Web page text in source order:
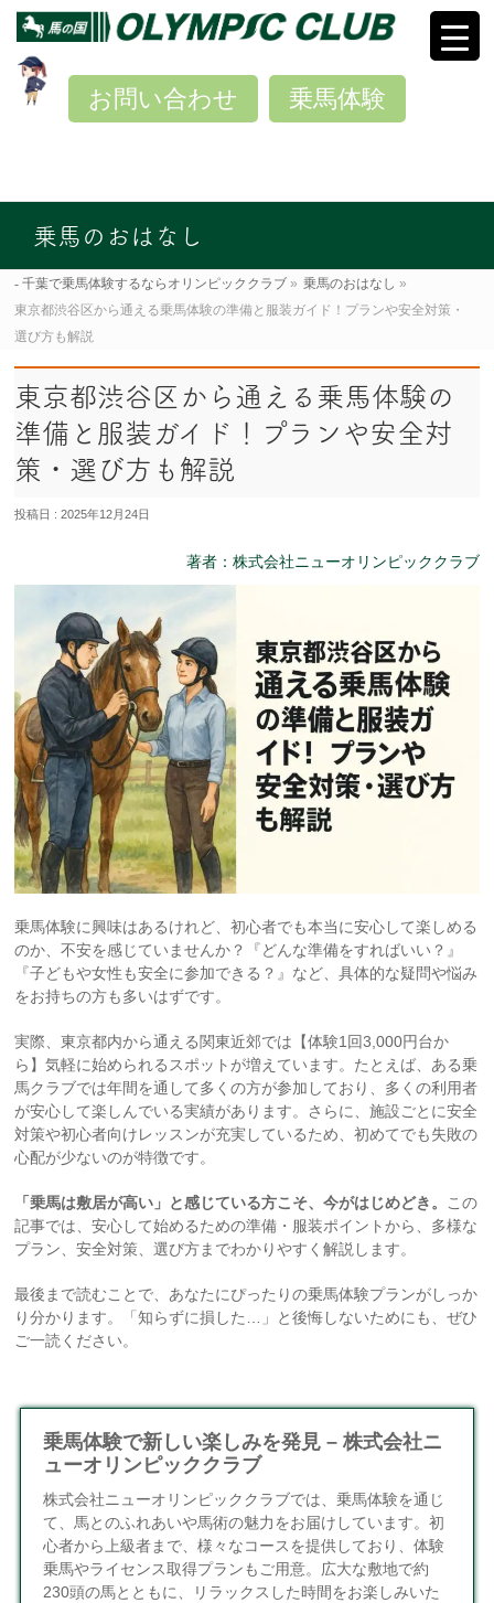
乗馬体験
お問い合わせ
乗馬のおはなし
千葉で乗馬体験するならオリンピッククラブ » 乗馬のおはなし »
東京都渋谷区から通える乗馬体験の準備と服装ガイド！プランや安全対策・
選び方も解説
東京都渋谷区から通える乗馬体験の
準備と服装ガイド！プランや安全対
策・選び方も解説
投稿日 : 2025年12月24日
著者：株式会社ニューオリンピッククラブ
乗馬体験に興味はあるけれど、初心者でも本当に安心して楽しめる
のか、不安を感じていませんか？『どんな準備をすればいい？』
『子どもや女性も安全に参加できる？』など、具体的な疑問や悩み
をお持ちの方も多いはずです。
実際、東京都内から通える関東近郊では【体験1回3,000円台か
ら】気軽に始められるスポットが増えています。たとえば、ある乗
馬クラブでは年間を通して多くの方が参加しており、多くの利用者
が安心して楽しんでいる実績があります。さらに、施設ごとに安全
対策や初心者向けレッスンが充実しているため、初めてでも失敗の
心配が少ないのが特徴です。
「乗馬は敷居が高い」と感じている方こそ、今がはじめどき。 この
記事では、安心して始めるための準備・服装ポイントから、多様な
プラン、安全対策、選び方までわかりやすく解説します。
最後まで読むことで、あなたにぴったりの乗馬体験プランがしっか
り分かります。「知らずに損した…」と後悔しないためにも、ぜひ
ご一読ください。
乗馬体験で新しい楽しみを発見 – 株式会社ニ
ューオリンピッククラブ
株式会社ニューオリンピッククラブでは、乗馬体験を通じ
て、馬とのふれあいや馬術の魅力をお届けしています。初
心者から上級者まで、様々なコースを提供しており、体験
乗馬やライセンス取得プランもご用意。広大な敷地で約
230頭の馬とともに、リラックスした時間をお楽しみいた